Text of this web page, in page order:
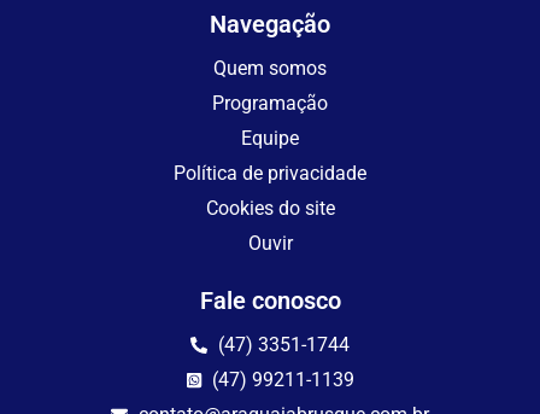
Navegação
Quem somos
Programação
Equipe
Política de privacidade
Cookies do site
Ouvir
Fale conosco
(47) 3351-1744
(47) 99211-1139